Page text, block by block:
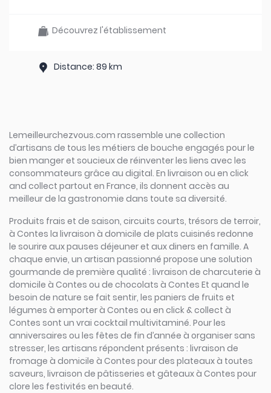
Découvrez l'établissement
Distance: 89 km
Lemeilleurchezvous.com rassemble une collection
d’artisans de tous les métiers de bouche engagés pour le
bien manger et soucieux de réinventer les liens avec les
consommateurs grâce au digital. En livraison ou en click
and collect partout en France, ils donnent accès au
meilleur de la gastronomie dans toute sa diversité.
Produits frais et de saison, circuits courts, trésors de terroir,
à Contes la livraison à domicile de plats cuisinés redonne
le sourire aux pauses déjeuner et aux diners en famille. A
chaque envie, un artisan passionné propose une solution
gourmande de première qualité : livraison de charcuterie à
domicile à Contes ou de chocolats à Contes Et quand le
besoin de nature se fait sentir, les paniers de fruits et
légumes à emporter à Contes ou en click & collect à
Contes sont un vrai cocktail multivitaminé. Pour les
anniversaires ou les fêtes de fin d’année à organiser sans
stresser, les artisans répondent présents : livraison de
fromage à domicile à Contes pour des plateaux à toutes
saveurs, livraison de pâtisseries et gâteaux à Contes pour
clore les festivités en beauté.